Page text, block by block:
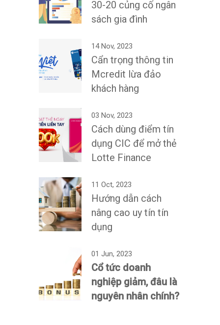
30-20 củng cố ngân
sách gia đình
14 Nov, 2023
Cẩn trọng thông tin
Mcredit lừa đảo
khách hàng
03 Nov, 2023
Cách dùng điểm tín
dụng CIC để mở thẻ
Lotte Finance
11 Oct, 2023
Hướng dẫn cách
nâng cao uy tín tín
dụng
01 Jun, 2023
Cổ tức doanh
nghiệp giảm, đâu là
nguyên nhân chính?